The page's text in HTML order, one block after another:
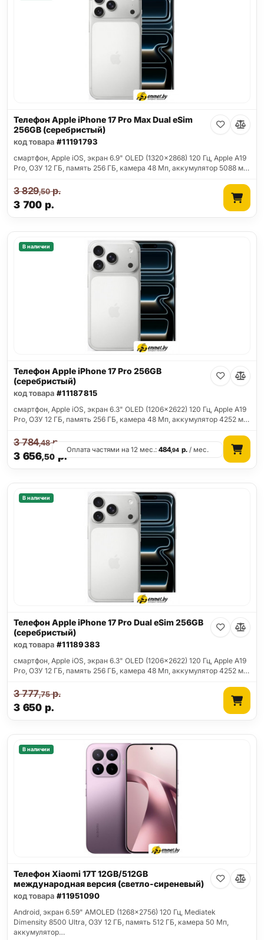
Телефон Apple iPhone 17 Pro Max Dual eSim
256GB (серебристый)
код товара #11191793
смартфон, Apple iOS, экран 6.9" OLED (1320x2868) 120 Гц, Apple A19
Pro, ОЗУ 12 ГБ, память 256 ГБ, камера 48 Мп, аккумулятор 5088 м…
3 700 р.
3 829,50р.
В наличии
Телефон Apple iPhone 17 Pro 256GB
(серебристый)
код товара #11187815
смартфон, Apple iOS, экран 6.3" OLED (1206x2622) 120 Гц, Apple A19
Pro, ОЗУ 12 ГБ, память 256 ГБ, камера 48 Мп, аккумулятор 4252 м…
3 656,50 р.
3 784,48р.
Оплата частями на 12 мес.:484,94 р./ мес.
В наличии
Телефон Apple iPhone 17 Pro Dual eSim 256GB
(серебристый)
код товара #11189383
смартфон, Apple iOS, экран 6.3" OLED (1206x2622) 120 Гц, Apple A19
Pro, ОЗУ 12 ГБ, память 256 ГБ, камера 48 Мп, аккумулятор 4252 м…
3 650 р.
3 777,75р.
В наличии
Телефон Xiaomi 17T 12GB/512GB
международная версия (светло-сиреневый)
код товара #11951090
Android, экран 6.59" AMOLED (1268x2756) 120 Гц, Mediatek
Dimensity 8500 Ultra, ОЗУ 12 ГБ, память 512 ГБ, камера 50 Мп,
аккумулятор…